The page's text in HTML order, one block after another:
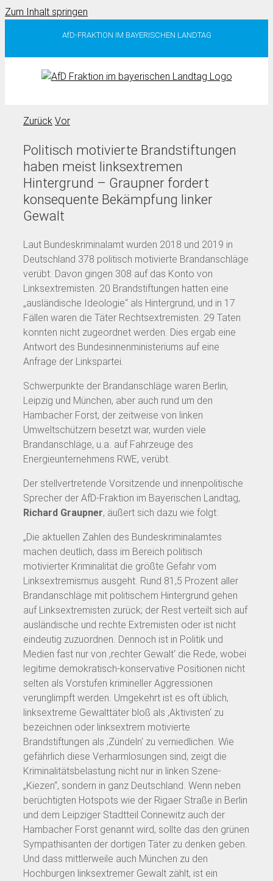
Zum Inhalt springen
AfD-FRAKTION IM BAYERISCHEN LANDTAG
Zurück Vor
Politisch motivierte Brandstiftungen
haben meist linksextremen
Hintergrund – Graupner fordert
konsequente Bekämpfung linker
Gewalt
Laut Bundeskriminalamt wurden 2018 und 2019 in
Deutschland 378 politisch motivierte Brandanschläge
verübt. Davon gingen 308 auf das Konto von
Linksextremisten. 20 Brandstiftungen hatten eine
„ausländische Ideologie“ als Hintergrund, und in 17
Fällen waren die Täter Rechtsextremisten. 29 Taten
konnten nicht zugeordnet werden. Dies ergab eine
Antwort des Bundesinnenministeriums auf eine
Anfrage der Linkspartei.
Schwerpunkte der Brandanschläge waren Berlin,
Leipzig und München, aber auch rund um den
Hambacher Forst, der zeitweise von linken
Umweltschützern besetzt war, wurden viele
Brandanschläge, u.a. auf Fahrzeuge des
Energieunternehmens RWE, verübt.
Der stellvertretende Vorsitzende und innenpolitische
Sprecher der AfD-Fraktion im Bayerischen Landtag,
Richard Graupner, äußert sich dazu wie folgt:
„Die aktuellen Zahlen des Bundeskriminalamtes
machen deutlich, dass im Bereich politisch
motivierter Kriminalität die größte Gefahr vom
Linksextremismus ausgeht. Rund 81,5 Prozent aller
Brandanschläge mit politischem Hintergrund gehen
auf Linksextremisten zurück; der Rest verteilt sich auf
ausländische und rechte Extremisten oder ist nicht
eindeutig zuzuordnen. Dennoch ist in Politik und
Medien fast nur von ‚rechter Gewalt‘ die Rede, wobei
legitime demokratisch-konservative Positionen nicht
selten als Vorstufen krimineller Aggressionen
verunglimpft werden. Umgekehrt ist es oft üblich,
linksextreme Gewalttäter bloß als ‚Aktivisten‘ zu
bezeichnen oder linksextrem motivierte
Brandstiftungen als ‚Zündeln‘ zu verniedlichen. Wie
gefährlich diese Verharmlosungen sind, zeigt die
Kriminalitätsbelastung nicht nur in linken Szene-
„Kiezen“, sondern in ganz Deutschland. Wenn neben
berüchtigten Hotspots wie der Rigaer Straße in Berlin
und dem Leipziger Stadtteil Connewitz auch der
Hambacher Forst genannt wird, sollte das den grünen
Sympathisanten der dortigen Täter zu denken geben.
Und dass mittlerweile auch München zu den
Hochburgen linksextremer Gewalt zählt, ist ein